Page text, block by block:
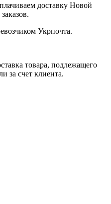
доставку Новой
Укрпочта.
товара, подлежащего
за счет клиента.